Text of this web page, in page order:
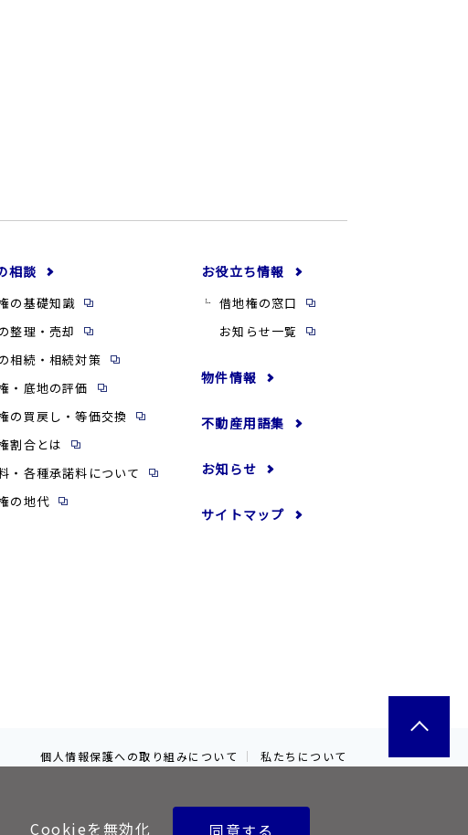
相談
の基礎知識
整理・売却
相続・相続対策
・底地の評価
の買戻し・等価交換
割合とは
・各種承諾料について
の地代
お役立ち情報
借地権の窓口
お知らせ一覧
物件情報
不動産用語集
お知らせ
サイトマップ
個人情報保護への取り組みについて 私たちについて
Cookieを無効化 同意する